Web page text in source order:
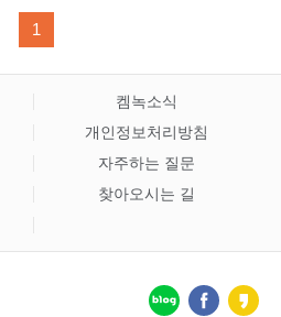
1
켐녹소식
개인정보처리방침
자주하는 질문
찾아오시는 길